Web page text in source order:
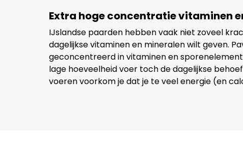
Extra hoge concentratie vitaminen
IJslandse paarden hebben vaak niet zoveel
dagelijkse vitaminen en mineralen wilt geven.
geconcentreerd in vitaminen en
lage hoeveelheid voer toch de dagelijkse
voeren voorkom je dat je te veel energie (en